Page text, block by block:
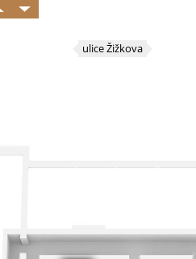
ulice Žižkova